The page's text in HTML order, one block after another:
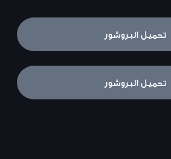
تحميل البروشور
تحميل البروشور